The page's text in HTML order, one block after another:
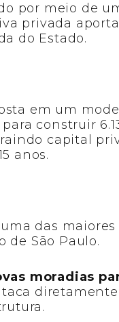
por meio de
privada
do Estado.
em um
construir
capital
anos.
das
de São Paulo.
moradias